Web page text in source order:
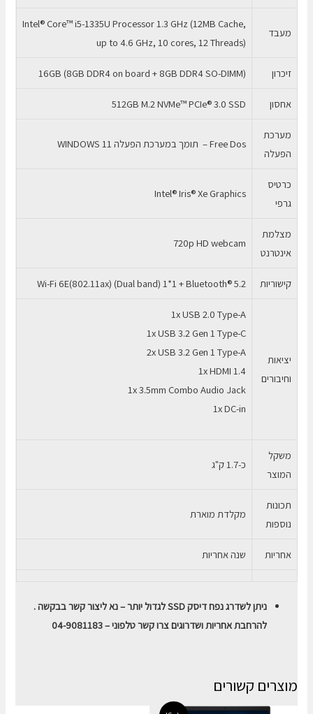
מעבד
Intel® Core™ i5-1335U Processor 1.3 GHz (12MB Cache,
up to 4.6 GHz, 10 cores, 12 Threads)
זיכרון 16GB (8GB DDR4 on board + 8GB DDR4 SO-DIMM)
אחסון 512GB M.2 NVMe™ PCIe® 3.0 SSD
מערכת
הפעלה
Free Dos – תומך במערכת הפעלה WINDOWS 11
כרטיס
גרפי
Intel® Iris® Xe Graphics
מצלמת
אינטרנט
720p HD webcam
קישוריות Wi-Fi 6E(802.11ax) (Dual band) 1*1 + Bluetooth® 5.2
יציאות
וחיבורים
1x USB 2.0 Type-A
1x USB 3.2 Gen 1 Type-C
2x USB 3.2 Gen 1 Type-A
1x HDMI 1.4
1x 3.5mm Combo Audio Jack
1x DC-in
משקל
המוצר
כ-1.7 ק"ג
תכונות
נוספות
מקלדת מוארת
אחריות שנה אחריות
ניתן לשדרג נפח דיסק SSD לגדול יותר – נא ליצור קשר בבקשה .
להרחבת אחריות ושדרוגים צרו קשר טלפוני – 04-9081183
מוצרים קשורים